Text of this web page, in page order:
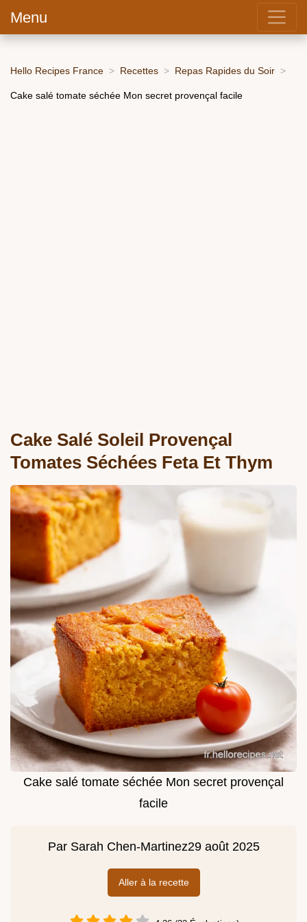
Menu
Hello Recipes France Recettes Repas Rapides du Soir
Cake salé tomate séchée Mon secret provençal facile
Cake Salé Soleil Provençal
Tomates Séchées Feta Et Thym
Cake salé tomate séchée Mon secret provençal
facile
Par Sarah Chen-Martinez29 août 2025
Aller à la recette